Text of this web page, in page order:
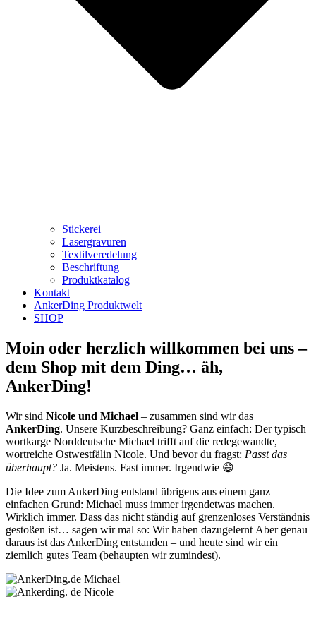
Stickerei
Lasergravuren
Textilveredelung
Beschriftung
Produktkatalog
Kontakt
AnkerDing Produktwelt
SHOP
Moin oder herzlich willkommen bei uns –
dem Shop mit dem Ding… äh,
AnkerDing!
Wir sind Nicole und Michael – zusammen sind wir das
AnkerDing. Unsere Kurzbeschreibung? Ganz einfach: Der typisch
wortkarge Norddeutsche Michael trifft auf die redegewandte,
wortreiche Ostwestfälin Nicole. Und bevor du fragst: Passt das
überhaupt? Ja. Meistens. Fast immer. Irgendwie 😄
Die Idee zum AnkerDing entstand übrigens aus einem ganz
einfachen Grund: Michael muss immer irgendetwas machen.
Wirklich immer. Dass das nicht ständig auf grenzenloses Verständnis
gestoßen ist… sagen wir mal so: Wir haben dazugelernt Aber genau
daraus ist das AnkerDing entstanden – und heute sind wir ein
ziemlich gutes Team (behaupten wir zumindest).